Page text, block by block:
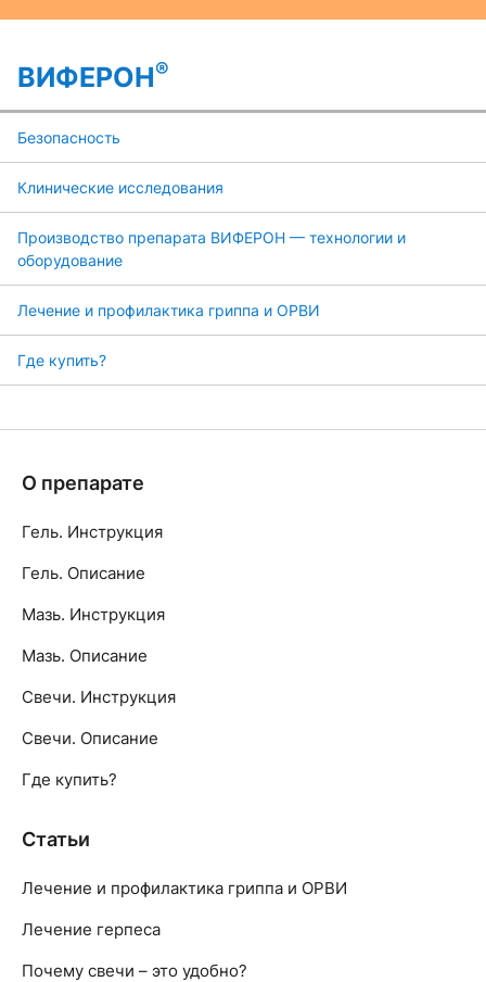
ВИФЕРОН®
Безопасность
Клинические исследования
Производство препарата ВИФЕРОН — технологии и
оборудование
Лечение и профилактика гриппа и ОРВИ
Где купить?
О препарате
Гель. Инструкция
Гель. Описание
Мазь. Инструкция
Мазь. Описание
Свечи. Инструкция
Свечи. Описание
Где купить?
Статьи
Лечение и профилактика гриппа и ОРВИ
Лечение герпеса
Почему свечи – это удобно?